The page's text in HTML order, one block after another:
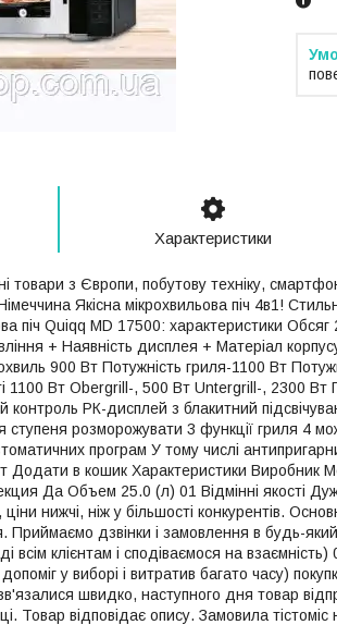
Характеристики
товари з Європи, побутову техніку,
Якісна мікрохвильова піч 4в1!
піч Quiqq MD 17500: характеристики
+ Наявність дисплея + Матеріал
900 Вт Потужність гриля-1100 Вт
Вт Obergrill-, 500 Вт Untergrill-, 2300 Вт
контроль РК-дисплей з блакитний
ступеня розморожувати 3 функції гриля 4
програм У тому числі
Додати в кошик Характеристики Виробник
Да Объем 25.0 (л) 01 Відмінні якості
нижчі, ніж у більшості конкурентів.
Приймаємо дзвінки і замовлення в будь-
всім клієнтам і сподіваємося на
у виборі і витратив багато часу)
швидко, наступного дня товар
Товар відповідає опису. Замовила